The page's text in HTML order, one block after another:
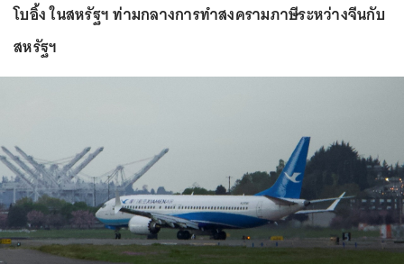
โบอิ้ง ในสหรัฐฯ ท่ามกลางการทำสงครามภาษีระหว่างจีนกับ
สหรัฐฯ